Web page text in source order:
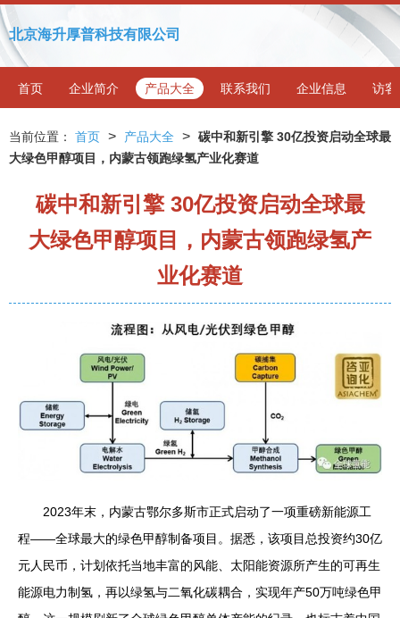
北京海升厚普科技有限公司
首页 企业简介 产品大全 联系我们 企业信息 访客
当前位置： 首页 > 产品大全 > 碳中和新引擎 30亿投资启动全球最
大绿色甲醇项目，内蒙古领跑绿氢产业化赛道
碳中和新引擎 30亿投资启动全球最
大绿色甲醇项目，内蒙古领跑绿氢产
业化赛道
2023年末，内蒙古鄂尔多斯市正式启动了一项重磅新能源工
程——全球最大的绿色甲醇制备项目。据悉，该项目总投资约30亿
元人民币，计划依托当地丰富的风能、太阳能资源所产生的可再生
能源电力制氢，再以绿氢与二氧化碳耦合，实现年产50万吨绿色甲